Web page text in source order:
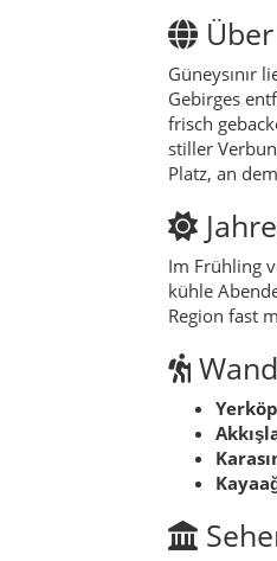
Güneysınır
Gebirges
frisch
stiller
Platz, an
Im Frühling
kühle
Region fast